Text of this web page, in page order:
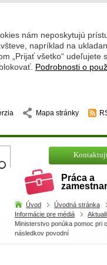
nám neposkytujú
napríklad na
„Prijať všetko“ udeľujete
Podrobnosti o
Mapa stránky
Práca a
Úvod
Úvodná stránka
Informácie pre médiá
Ministerstvo ponúka pomoc pri
následkov povodní